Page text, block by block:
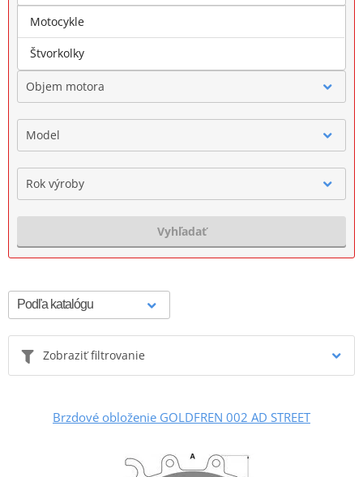
Značka
Objem motora
Model
Rok výroby
Vyhľadať
Zobraziť filtrovanie
Brzdové obloženie GOLDFREN 002 AD STREET
Motocykle
Štvorkolky